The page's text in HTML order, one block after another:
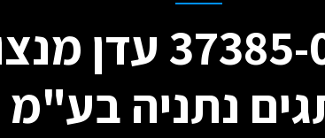
תא (מרכז)
נתניה בע"מ